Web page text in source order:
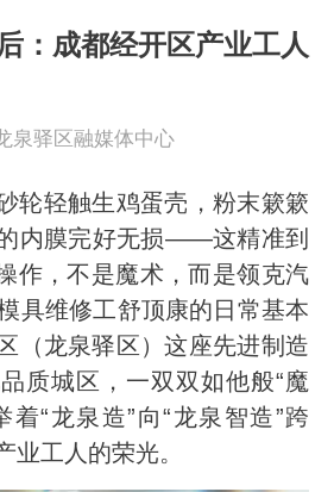
：成都经开区产业工人
泉驿区融媒体中心
轮轻触生鸡蛋壳，粉末簌簌
内膜完好无损——这精准到
作，不是魔术，而是领克汽
具维修工舒顶康的日常基本
（龙泉驿区）这座先进制造
质城区，一双双如他般“魔
着“龙泉造”向“龙泉智造”跨
业工人的荣光。